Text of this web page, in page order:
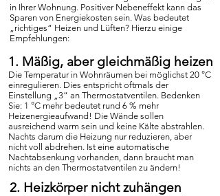
in Ihrer Wohnung. Positiver Nebeneffekt kann das
Sparen von Energiekosten sein. Was bedeutet
„richtiges“ Heizen und Lüften? Hierzu einige
Empfehlungen:
1. Mäßig, aber gleichmäßig heizen
Die Temperatur in Wohnräumen bei möglichst 20 °C
einregulieren. Dies entspricht oftmals der
Einstellung „3“ an Thermostatventilen. Bedenken
Sie: 1 °C mehr bedeutet rund 6 % mehr
Heizenergieaufwand! Die Wände sollen
ausreichend warm sein und keine Kälte abstrahlen.
Nachts darum die Heizung nur reduzieren, aber
nicht voll abdrehen. Ist eine automatische
Nachtabsenkung vorhanden, dann braucht man
nichts an den Thermostatventilen zu ändern!
2. Heizkörper nicht zuhängen